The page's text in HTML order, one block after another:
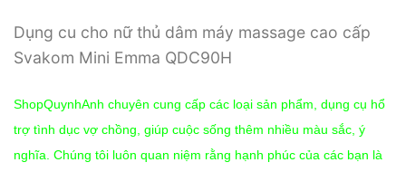
Dụng cu cho nữ thủ dâm máy massage cao cấp
Svakom Mini Emma QDC90H
ShopQuynhAnh chuyên cung cấp các loại sản phẩm, dụng cụ hổ
trợ tình dục vợ chồng, giúp cuộc sống thêm nhiều màu sắc, ý
nghĩa. Chúng tôi luôn quan niệm rằng hạnh phúc của các bạn là